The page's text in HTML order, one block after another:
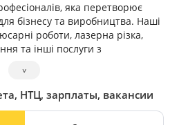
яка перетворює
бізнесу та виробництва. Наші
роботи, лазерна різка,
та інші послуги з
до мікрона та
нам реалізовувати
— від індивідуальних
˅
НТЦ, зарплаты, вакансии